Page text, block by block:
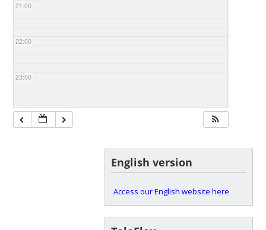
21:00
22:00
23:00
English version
Access our English website here